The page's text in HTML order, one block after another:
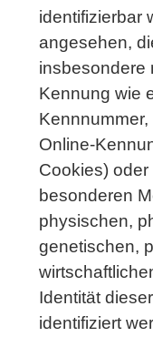
identifizierbar
angesehen,
insbesondere
Kennung wie
Online-
Cookies)
besonderen
physischen,
genetischen,
Identität
identifiziert